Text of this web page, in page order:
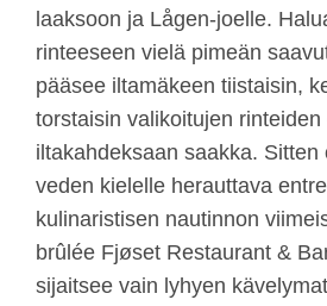
laaksoon ja Lågen-joelle.
rinteeseen vielä pimeän
pääsee iltamäkeen tiistaisin,
torstaisin valikoitujen
iltakahdeksaan saakka. Sitten
veden kielelle herauttava
kulinaristisen nautinnon
brûlée Fjøset Restaurant &
sijaitsee vain lyhyen